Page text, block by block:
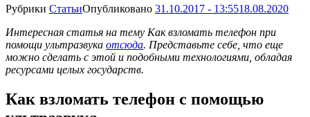
Рубрики СтатьиОпубликовано 31.10.2017 - 13:5518.08.2020
Интересная статья на тему Как взломать телефон при
помощи ультразвука отсюда. Представьте себе, что еще
можно сделать с этой и подобными технологиями, обладая
ресурсами целых государств.
Как взломать телефон с помощью